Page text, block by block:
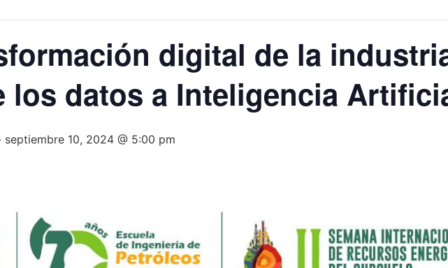
digital de la
los datos a Inteligencia
septiembre 10, 2024 @ 5:00 pm